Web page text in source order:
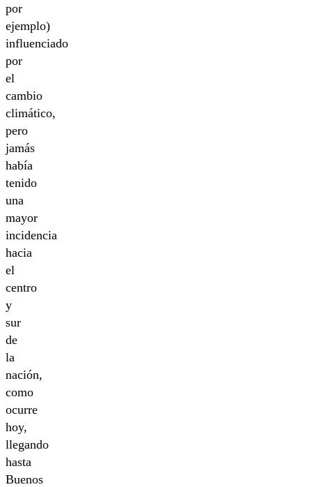
por
ejemplo)
influenciado
por
el
cambio
climático,
pero
jamás
había
tenido
una
mayor
incidencia
hacia
el
centro
y
sur
de
la
nación,
como
ocurre
hoy,
llegando
hasta
Buenos